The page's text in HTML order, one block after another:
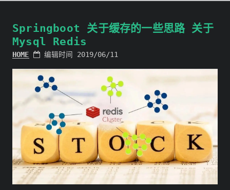
Springboot 关于缓存的一些思路 关于
Mysql Redis
HOME 编辑时间 2019/06/11